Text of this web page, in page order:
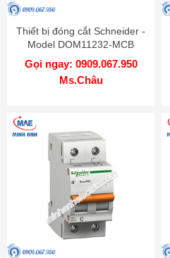
Thiết bị đóng cắt Schneider -
Model DOM11232-MCB
Gọi ngay: 0909.067.950
Ms.Châu